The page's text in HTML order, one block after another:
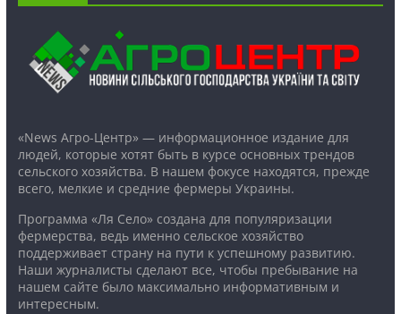
«News Агро-Центр» — информационное издание для
людей, которые хотят быть в курсе основных трендов
сельского хозяйства. В нашем фокусе находятся, прежде
всего, мелкие и средние фермеры Украины.
Программа «Ля Село» создана для популяризации
фермерства, ведь именно сельское хозяйство
поддерживает страну на пути к успешному развитию.
Наши журналисты сделают все, чтобы пребывание на
нашем сайте было максимально информативным и
интересным.